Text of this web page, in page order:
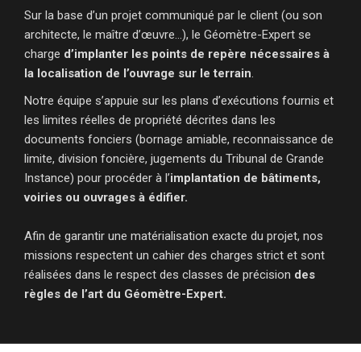
Sur la base d’un projet communiqué par le client (ou son
architecte, le maître d’œuvre…), le Géomètre-Expert se
charge d’implanter les points de repère nécessaires à
la localisation de l’ouvrage sur le terrain.
Notre équipe s’appuie sur les plans d’exécutions fournis et
les limites réelles de propriété décrites dans les
documents fonciers (bornage amiable, reconnaissance de
limite, division foncière, jugements du Tribunal de Grande
Instance) pour procéder à l’implantation de bâtiments,
voiries ou ouvrages à édifier.
Afin de garantir une matérialisation exacte du projet, nos
missions respectent un cahier des charges strict et sont
réalisées dans le respect des classes de précision des
règles de l’art du Géomètre-Expert.